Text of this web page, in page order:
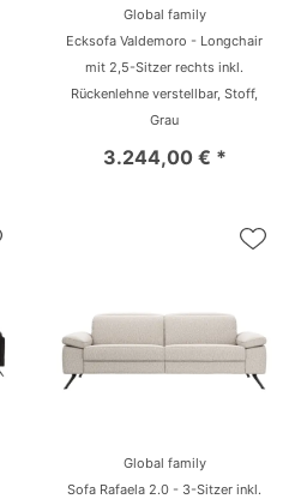
Global family
Ecksofa Valdemoro - Longchair
mit 2,5-Sitzer rechts inkl.
Rückenlehne verstellbar, Stoff,
Grau
3.244,00 € *
Global family
Sofa Rafaela 2.0 - 3-Sitzer inkl.